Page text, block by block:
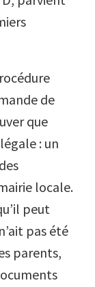
de
que
: un
locale.
peut
pas été
parents,